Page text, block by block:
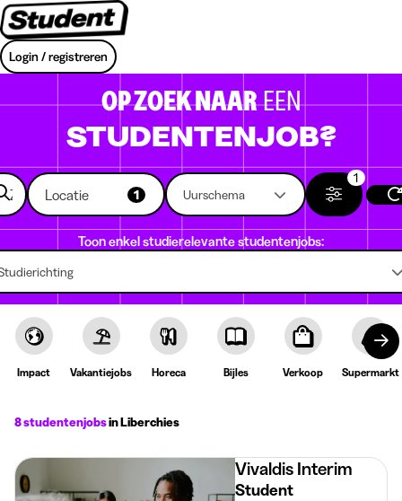
Login / registreren
OP ZOEK NAAREEN
STUDENTENJOB?
Locatie 1 Uurschema
1
Toon enkel studierelevante studentenjobs:
Impact Vakantiejobs Horeca Bijles Verkoop Supermarkt
8 studentenjobsin Liberchies
Vivaldis Interim
Student